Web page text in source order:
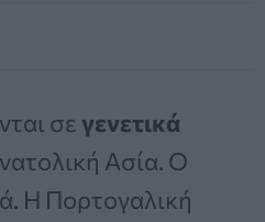
σεγενετικά
Ασία. Ο
Η Πορτογαλική